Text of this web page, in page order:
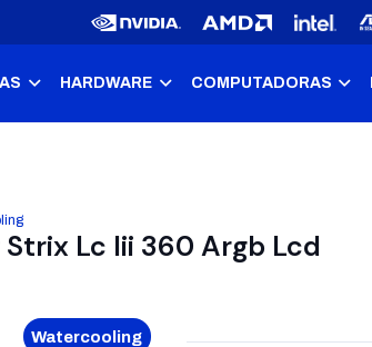
HARDWARE COMPUTADORAS
Lc Iii 360 Argb Lcd
Watercooling